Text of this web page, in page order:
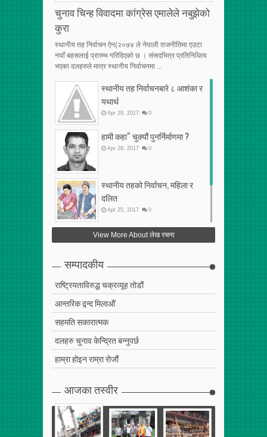
चुनाव चिन्ह विवादमा कांग्रेस एमालेले नबुझेको
कुरा
स्थानीय तह निर्वाचन ऐन(२०७४ ले नेपाली राजनीतिमा एउटा
नयाँ बहसलाई प्रारम्भ गरिदिएको छ । संसदभित्र प्रतिनिधित्व
भएका दलहरुले मात्र स्थानीय निर्वाचनमा ...
स्थानीय तह निर्वाचनबारे ८ आशंका र
यथार्थ
Apr 28 2017 0
हामी कहा“ चुक्यौं पुनर्निर्माणमा ?
Apr 28 2017 0
स्थानीय तहको निर्वाचन, महिला र
दलित
Apr 25 2017 0
फेरि अर्को गलत सहमति
View More About लेख रचना
सम्पादकीय
राष्ट्रियताविरुद्ध चक्रव्यूह तोडौं
आन्तरिक द्वन्द मिलाऔं
सहमति सकारात्मक
दलहरु चुनाव केन्द्रित बन्नुपर्छ
हाम्रा होइन राम्रा रोजौं
आजका तस्वीर